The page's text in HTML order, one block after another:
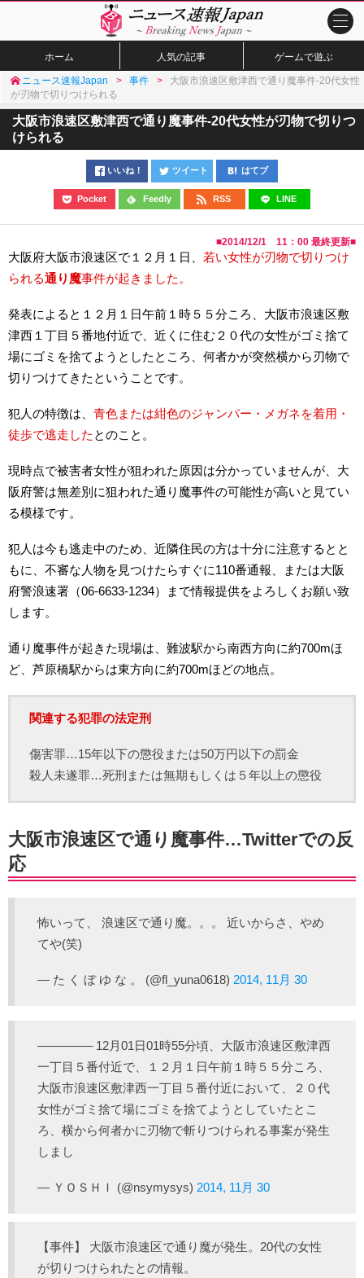
ホーム 人気の記事 ゲームで遊ぶ
ニュース速報Japan 事件
大阪市浪速区敷津西で通り魔事件-20代女性
が刃物で切りつけられる
大阪市浪速区敷津西で通り魔事件-20代女性が刃物で切りつ
けられる
いいね！ ツイート はてブ
Pocket Feedly RSS LINE
■2014/12/1 11：00 最終更新■
大阪府大阪市浪速区で１２月１日、 若い女性が刃物で切りつけ
られる通り魔事件が起きました。
発表によると１２月１日午前１時５５分ころ、大阪市浪速区敷
津西１丁目５番地付近で、近くに住む２０代の女性がゴミ捨て
場にゴミを捨てようとしたところ、何者かが突然横から刃物で
切りつけてきたということです。
犯人の特徴は、 青色または紺色のジャンパー・メガネを着用・
徒歩で逃走した とのこと。
現時点で被害者女性が狙われた原因は分かっていませんが、大
阪府警は無差別に狙われた通り魔事件の可能性が高いと見てい
る模様です。
犯人は今も逃走中のため、近隣住民の方は十分に注意するとと
もに、不審な人物を見つけたらすぐに110番通報、または大阪
府警浪速署（06-6633-1234）まで情報提供をよろしくお願い致
します。
通り魔事件が起きた現場は、難波駅から南西方向に約700mほ
ど、芦原橋駅からは東方向に約700mほどの地点。
関連する犯罪の法定刑
傷害罪…15年以下の懲役または50万円以下の罰金
殺人未遂罪…死刑または無期もしくは５年以上の懲役
大阪市浪速区で通り魔事件…Twitterでの反
応
怖いって、 浪速区で通り魔。。。 近いからさ、やめ
てや(笑)
— た く ぼ ゆ な 。 (@fl_yuna0618) 2014, 11月 30
————– 12月01日01時55分頃、大阪市浪速区敷津西
一丁目５番付近で、１２月１日午前１時５５分ころ、
大阪市浪速区敷津西一丁目５番付近において、２０代
女性がゴミ捨て場にゴミを捨てようとしていたとこ
ろ、横から何者かに刃物で斬りつけられる事案が発生
しまし
— ＹＯＳＨＩ (@nsymysys) 2014, 11月 30
【事件】 大阪市浪速区で通り魔が発生。20代の女性
が切りつけられたとの情報。